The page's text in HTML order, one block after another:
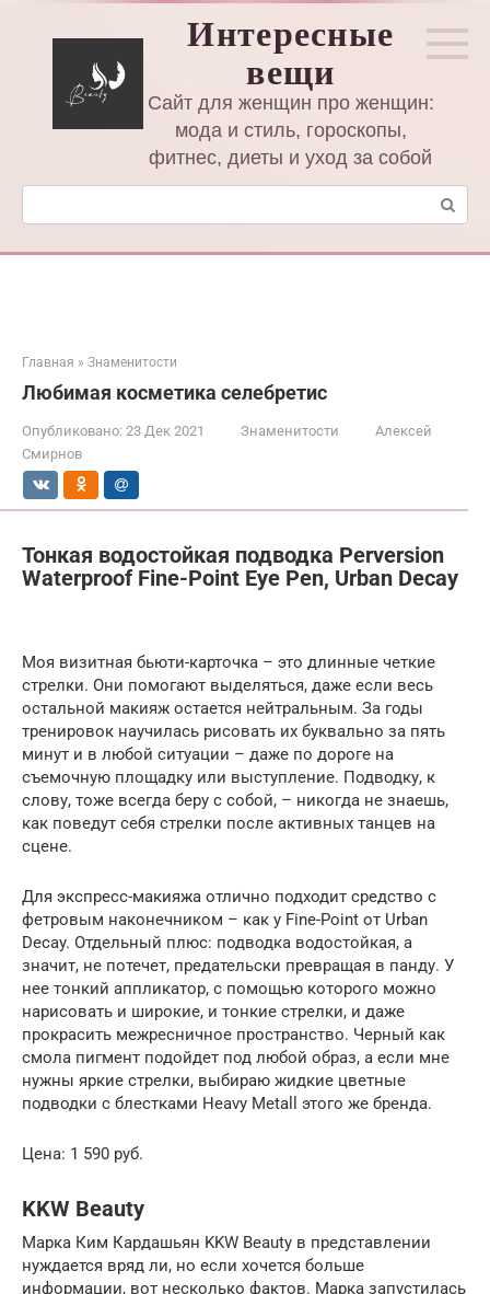
Интересные
вещи
Сайт для женщин про женщин:
мода и стиль, гороскопы,
фитнес, диеты и уход за собой
Поиск:
Главная » Знаменитости
Любимая косметика селебретис
Опубликовано: 23 Дек 2021 Знаменитости
Алексей
Смирнов
Тонкая водостойкая подводка Perversion
Waterproof Fine-Point Eye Pen, Urban Decay
Моя визитная бьюти-карточка – это длинные четкие
стрелки. Они помогают выделяться, даже если весь
остальной макияж остается нейтральным. За годы
тренировок научилась рисовать их буквально за пять
минут и в любой ситуации – даже по дороге на
съемочную площадку или выступление. Подводку, к
слову, тоже всегда беру с собой, – никогда не знаешь,
как поведут себя стрелки после активных танцев на
сцене.
Для экспресс-макияжа отлично подходит средство с
фетровым наконечником – как у Fine-Point от Urban
Decay. Отдельный плюс: подводка водостойкая, а
значит, не потечет, предательски превращая в панду. У
нее тонкий аппликатор, с помощью которого можно
нарисовать и широкие, и тонкие стрелки, и даже
прокрасить межресничное пространство. Черный как
смола пигмент подойдет под любой образ, а если мне
нужны яркие стрелки, выбираю жидкие цветные
подводки с блестками Heavy Metall этого же бренда.
Цена: 1 590 руб.
KKW Beauty
Марка Ким Кардашьян KKW Beauty в представлении
нуждается вряд ли, но если хочется больше
информации, вот несколько фактов. Марка запустилась